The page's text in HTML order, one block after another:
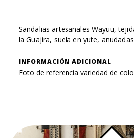
Sandalias artesanales Wayuu,
la Guajira, suela en yute,
INFORMACIÓN ADICIONAL
Foto de referencia variedad de